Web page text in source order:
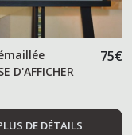
D'AFFICHER
75€
DE DÉTAILS